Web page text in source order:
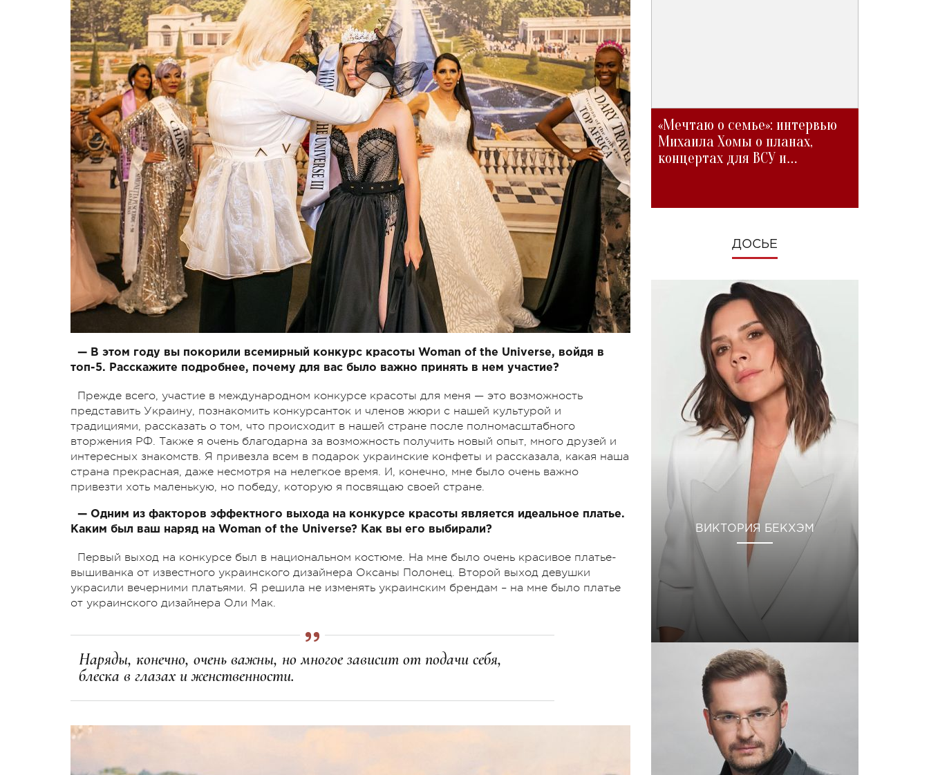
— В этом году вы покорили всемирный конкурс красоты Woman of the Universe, войдя в
топ-5. Расскажите подробнее, почему для вас было важно принять в нем участие?
Прежде всего, участие в международном конкурсе красоты для меня — это возможность
представить Украину, познакомить конкурсанток и членов жюри с нашей культурой и
традициями, рассказать о том, что происходит в нашей стране после полномасштабного
вторжения РФ. Также я очень благодарна за возможность получить новый опыт, много друзей и
интересных знакомств. Я привезла всем в подарок украинские конфеты и рассказала, какая наша
страна прекрасная, даже несмотря на нелегкое время. И, конечно, мне было очень важно
привезти хоть маленькую, но победу, которую я посвящаю своей стране.
— Одним из факторов эффектного выхода на конкурсе красоты является идеальное платье.
Каким был ваш наряд на Woman of the Universe? Как вы его выбирали?
Первый выход на конкурсе был в национальном костюме. На мне было очень красивое платье-
вышиванка от известного украинского дизайнера Оксаны Полонец. Второй выход девушки
украсили вечерними платьями. Я решила не изменять украинским брендам – на мне было платье
от украинского дизайнера Оли Мак.
Наряды, конечно, очень важны, но многое зависит от подачи себя,
блеска в глазах и женственности.
«Мечтаю о семье»: интервью
Михаила Хомы о планах,
концертах для ВСУ и
ДОСЬЕ
ВИКТОРИЯ БЕКХЭМ